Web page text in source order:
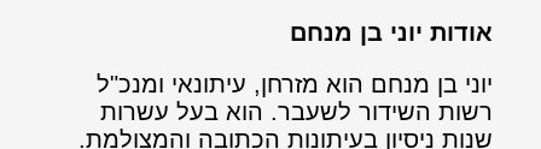
אודות יוני בן מנחם
יוני בן מנחם הוא מזרחן, עיתונאי ומנכ"ל
רשות השידור לשעבר. הוא בעל עשרות
שנות ניסיון בעיתונות הכתובה והמצולמת.